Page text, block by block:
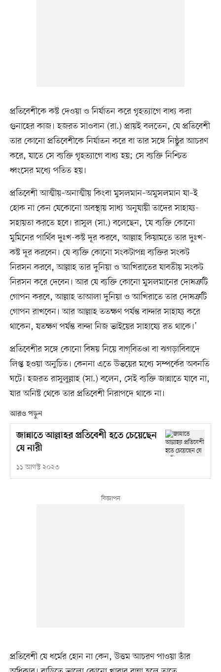
প্রতিবেশীকে কষ্ট দেওয়া ও নির্যাতন করে গৃহত্যাগে বাধ্য করা
গুনাহের কাজ। হজরত সাওবান (রা.) প্রায়ই বলতেন, যে প্রতিবেশী
তার কোনো প্রতিবেশীকে নির্যাতন করে বা তার সঙ্গে নিষ্ঠুর আচরণ
করে, যাতে সে ব্যক্তি গৃহত্যাগে বাধ্য হয়; সে ব্যক্তি নিশ্চিত
ধ্বংসের মধ্যে পতিত হয়।
প্রতিবেশী আত্মীয়–অনাত্মীয় কিংবা মুসলমান–অমুসলমান যা–ই
হোক না কেন যেকোনো অবস্থায় সাধ্য অনুযায়ী তাদের সাহায্য-
সহায়তা করতে হবে। রাসুল (সা.) বলেছেন, ‘যে ব্যক্তি কোনো
মুমিনের পার্থিব দুঃখ-কষ্ট দূর করবে, আল্লাহ কিয়ামতে তার দুঃখ-
কষ্ট দূর করবেন। যে ব্যক্তি কোনো সংকটাপন্ন ব্যক্তির সংকট
নিরসন করবে, আল্লাহ তার দুনিয়া ও আখিরাতের যাবতীয় সংকট
নিরসন করে দেবেন। আর যে ব্যক্তি কোনো মুসলমানের দোষত্রুটি
গোপন করবে, আল্লাহ তাআলা দুনিয়া ও আখিরাতে তার দোষত্রুটি
গোপন রাখবেন। আর আল্লাহ ততক্ষণ পর্যন্ত বান্দার সাহায্য করে
থাকেন, যতক্ষণ পর্যন্ত বান্দা নিজ ভাইয়ের সাহায্যে রত থাকে।’
প্রতিবেশীর সঙ্গে কোনো বিষয় নিয়ে বাগ্‌বিতণ্ডা বা ঝগড়াবিবাদে
লিপ্ত হওয়া অনুচিত। কেননা এতে উভয়ের মধ্যে সম্পর্কের অবনতি
ঘটে। হজরত রাসুলুল্লাহ (সা.) বলেন, সেই ব্যক্তি জান্নাতে যাবে না,
যার অনিষ্ট থেকে তার প্রতিবেশী নিরাপদে থাকে না।
আরও পড়ুন
জান্নাতে আল্লাহর প্রতিবেশী হতে চেয়েছেন
যে নারী
১১ আগস্ট ২০২৩
প্রতিবেশী যে ধর্মের হোন না কেন, উত্তম আচরণ পাওয়া তাঁর